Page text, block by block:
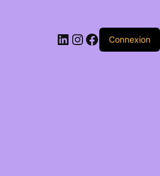
LinkedIn
Instagram
Facebook
Connexion